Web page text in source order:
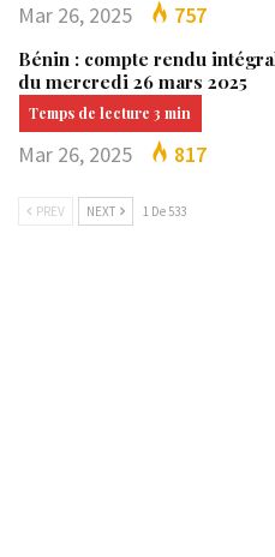
Mar 26, 2025 757
Bénin : compte rendu
du mercredi 26 mars 2025
Mar 26, 2025 817
PREV NEXT 1 De 533